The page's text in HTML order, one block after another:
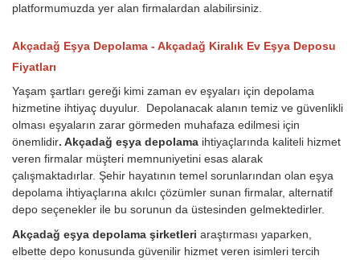
platformumuzda yer alan firmalardan alabilirsiniz.
Akçadağ Eşya Depolama - Akçadağ Kiralık Ev Eşya Deposu
Fiyatları
Yaşam şartları gereği kimi zaman ev eşyaları için depolama
hizmetine ihtiyaç duyulur. Depolanacak alanın temiz ve güvenlikli
olması eşyaların zarar görmeden muhafaza edilmesi için
önemlidir. Akçadağ eşya depolama ihtiyaçlarında kaliteli hizmet
veren firmalar müşteri memnuniyetini esas alarak
çalışmaktadırlar. Şehir hayatının temel sorunlarından olan eşya
depolama ihtiyaçlarına akılcı çözümler sunan firmalar, alternatif
depo seçenekler ile bu sorunun da üstesinden gelmektedirler.
Akçadağ eşya depolama şirketleri araştırması yaparken,
elbette depo konusunda güvenilir hizmet veren isimleri tercih